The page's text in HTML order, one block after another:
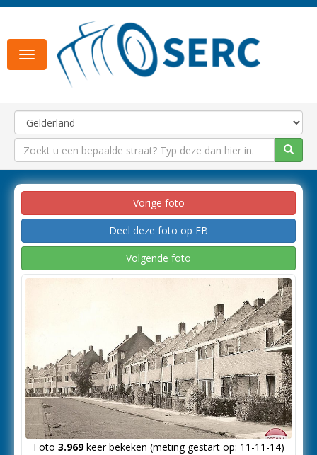
Toggle
navigation
Vorige foto
Deel deze foto op FB
Volgende foto
Foto 3.969keer bekeken (meting gestart op: 11-11-14)